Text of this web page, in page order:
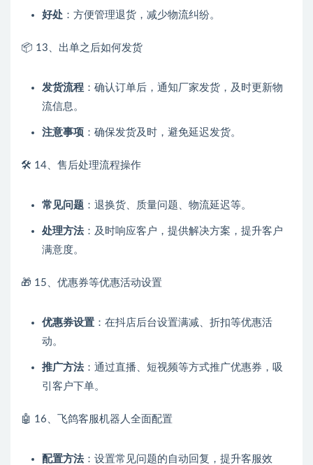
好处 ：方便管理退货，减少物流纠纷。
📦 13、出单之后如何发货
发货流程 ：确认订单后，通知厂家发货，及时更新物
流信息。
注意事项 ：确保发货及时，避免延迟发货。
🛠️ 14、售后处理流程操作
常见问题 ：退换货、质量问题、物流延迟等。
处理方法：及时响应客户，提供解决方案，提升客户
满意度。
🎁 15、优惠券等优惠活动设置
优惠券设置 ：在抖店后台设置满减、折扣等优惠活
动。
推广方法：通过直播、短视频等方式推广优惠券，吸
引客户下单。
🤖 16、飞鸽客服机器人全面配置
配置方法：设置常见问题的自动回复，提升客服效